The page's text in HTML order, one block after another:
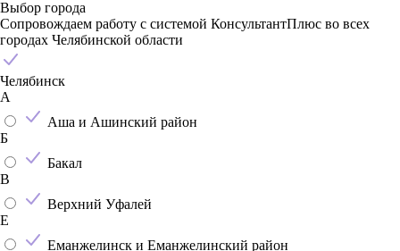
Выбор города
Сопровождаем работу с системой КонсультантПлюс во всех
городах Челябинской области
Челябинск
А
Аша и Ашинский район
Б
Бакал
В
Верхний Уфалей
Е
Еманжелинск и Еманжелинский район